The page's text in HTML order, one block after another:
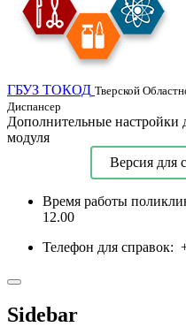
ГБУЗ ТОКОД Тверской
Диспансер
Дополнительные настройки
модуля
Версия для
Время работы
12.00
Телефон для справок:
Sidebar